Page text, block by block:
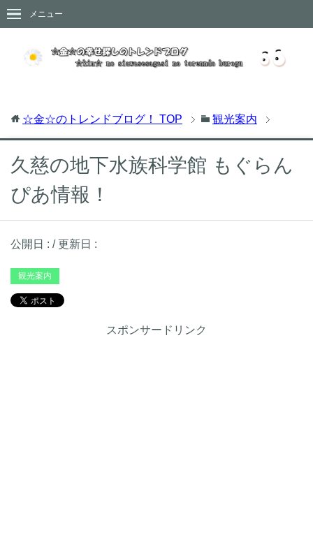
メニュー
☆金☆のトレンドブログ！ TOP 観光案内
久慈の地下水族科学館 もぐらん
ぴあ情報！
公開日 : / 更新日 :
観光案内
スポンサードリンク